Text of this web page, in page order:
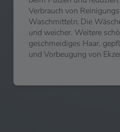
Verbrauch von
Waschmitteln. Die
und weicher. Weitere
geschmeidiges Haar,
und Vorbeugung von